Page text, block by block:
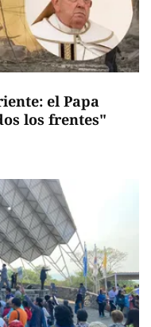
el Papa
los frentes"